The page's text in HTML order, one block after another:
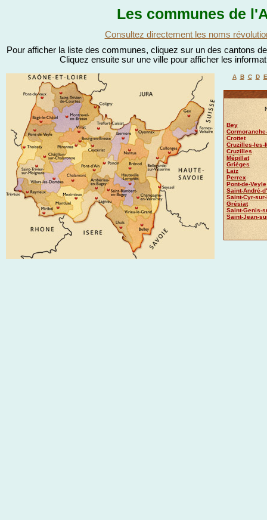
Les communes de
Consultez directement les noms
Pour afficher la liste des communes, cliquez sur un des cantons
Cliquez ensuite sur une ville pour afficher les
A B C D E
Bey
Crottet
Cruzilles-les-
Cruzilles
Mépillat
Grièges
Laiz
Perrex
Pont-de-Veyle
Saint-André-
Saint-Cyr-
Grésiat
Saint-Genis-
Saint-Jean-